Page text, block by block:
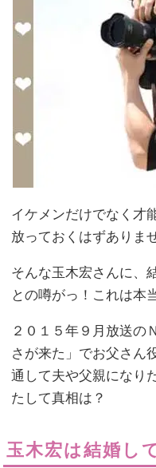
イケメンだけでなく才
放っておくはずありま
そんな玉木宏さんに、
との噂がっ！これは本
２０１５年９月放送の
さが来た」でお父さん
通して夫や父親になり
たして真相は？
玉木宏は結婚し